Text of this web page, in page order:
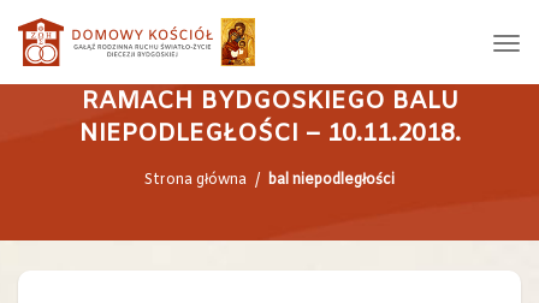
BLOK PIEŚNI PATRIOTYCZNYCH Z
PODKŁADEM GRUPY ARTYSTYCZNEJ W
RAMACH BYDGOSKIEGO BALU
NIEPODLEGŁOŚCI – 10.11.2018.
Strona główna / bal niepodległości